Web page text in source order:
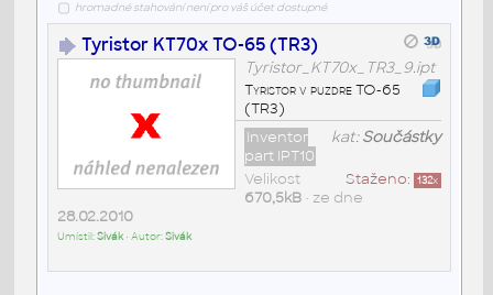
hromadné stahování není pro váš účet dostupné
Tyristor KT70x TO-65 (TR3)
Tyristor_KT70x_TR3_9.ipt
Tyristor v puzdre TO-65
(TR3)
kat:Součástky
Inventor
part IPT10
Staženo: 132x
Velikost
670,5kB• ze dne
28.02.2010
Umístil:Sivák• Autor:Sivák